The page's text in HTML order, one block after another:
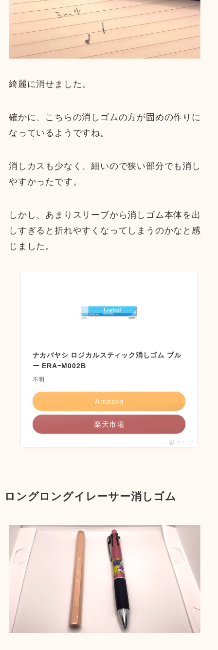
綺麗に消せました。
確かに、こちらの消しゴムの方が固めの作りに
なっているようですね。
消しカスも少なく、細いので狭い部分でも消し
やすかったです。
しかし、あまりスリーブから消しゴム本体を出
しすぎると折れやすくなってしまうのかなと感
じました。
ナカバヤシ ロジカルスティック消しゴム ブル
ー ERA−M002B
不明
Amazon
楽天市場
ポチップ
ロングロングイレーサー消しゴム